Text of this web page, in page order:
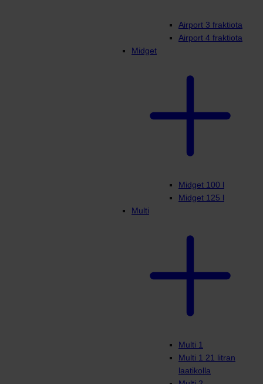
Airport 3 fraktiota
Airport 4 fraktiota
Midget
Midget 100 l
Midget 125 l
Multi
Multi 1
Multi 1 21 litran
laatikolla